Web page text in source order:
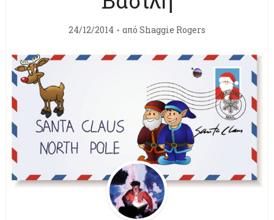
24/12/2014 από Shaggie Rogers